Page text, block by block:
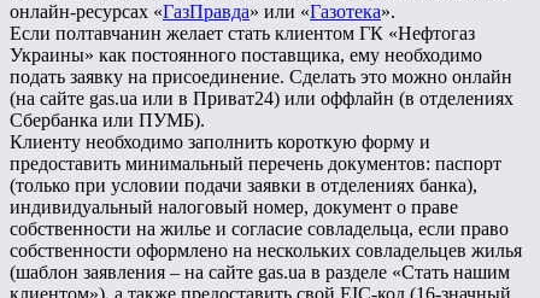
онлайн-ресурсах «ГазПравда» или «Газотека».
Если полтавчанин желает стать клиентом ГК «Нефтогаз
Украины» как постоянного поставщика, ему необходимо
подать заявку на присоединение. Сделать это можно онлайн
(на сайте gas.ua или в Приват24) или оффлайн (в отделениях
Сбербанка или ПУМБ).
Клиенту необходимо заполнить короткую форму и
предоставить минимальный перечень документов: паспорт
(только при условии подачи заявки в отделениях банка),
индивидуальный налоговый номер, документ о праве
собственности на жилье и согласие совладельца, если право
собственности оформлено на нескольких совладельцев жилья
(шаблон заявления – на сайте gas.ua в разделе «Стать нашим